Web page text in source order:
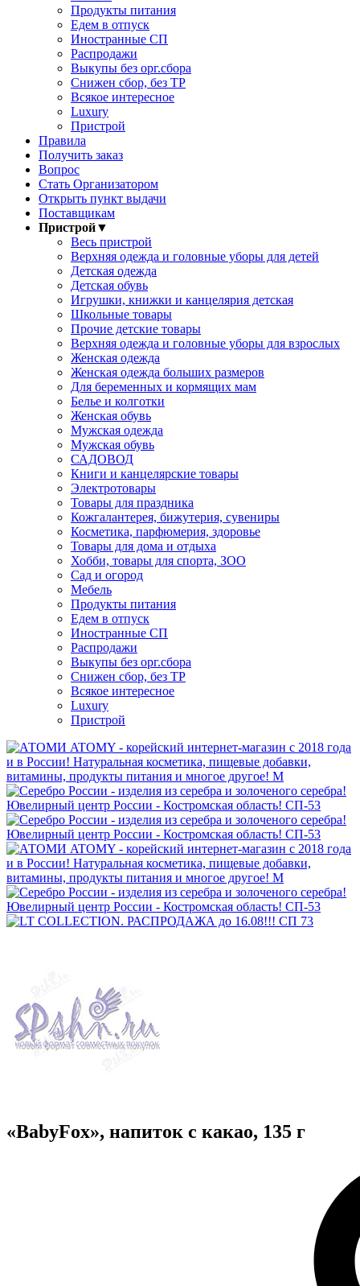
Продукты питания
Едем в отпуск
Иностранные СП
Распродажи
Выкупы без орг.сбора
Снижен сбор, без ТР
Всякое интересное
Luxury
Пристрой
Правила
Получить заказ
Вопрос
Стать Организатором
Открыть пункт выдачи
Поставщикам
Пристрой▼
Весь пристрой
Верхняя одежда и головные уборы для детей
Детская одежда
Детская обувь
Игрушки, книжки и канцелярия детская
Школьные товары
Прочие детские товары
Верхняя одежда и головные уборы для взрослых
Женская одежда
Женская одежда больших размеров
Для беременных и кормящих мам
Белье и колготки
Женская обувь
Мужская одежда
Мужская обувь
САДОВОД
Книги и канцелярские товары
Электротовары
Товары для праздника
Кожгалантерея, бижутерия, сувениры
Косметика, парфюмерия, здоровье
Товары для дома и отдыха
Хобби, товары для спорта, ЗОО
Сад и огород
Мебель
Продукты питания
Едем в отпуск
Иностранные СП
Распродажи
Выкупы без орг.сбора
Снижен сбор, без ТР
Всякое интересное
Luxury
Пристрой
«BabyFox», напиток с какао, 135 г